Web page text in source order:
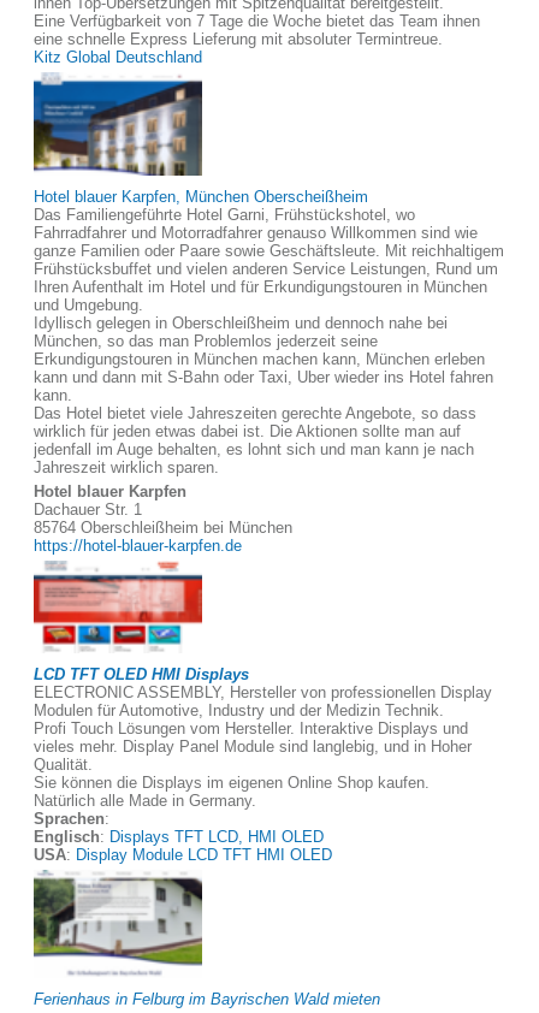
Eine Verfügbarkeit von 7 Tage die Woche bietet das Team ihnen
eine schnelle Express Lieferung mit absoluter Termintreue.
Kitz Global Deutschland
Hotel blauer Karpfen, München Oberscheißheim
Das Familiengeführte Hotel Garni, Frühstückshotel, wo
Fahrradfahrer und Motorradfahrer genauso Willkommen sind wie
ganze Familien oder Paare sowie Geschäftsleute. Mit reichhaltigem
Frühstücksbuffet und vielen anderen Service Leistungen, Rund um
Ihren Aufenthalt im Hotel und für Erkundigungstouren in München
und Umgebung.
Idyllisch gelegen in Oberschleißheim und dennoch nahe bei
München, so das man Problemlos jederzeit seine
Erkundigungstouren in München machen kann, München erleben
kann und dann mit S-Bahn oder Taxi, Uber wieder ins Hotel fahren
kann.
Das Hotel bietet viele Jahreszeiten gerechte Angebote, so dass
wirklich für jeden etwas dabei ist. Die Aktionen sollte man auf
jedenfall im Auge behalten, es lohnt sich und man kann je nach
Jahreszeit wirklich sparen.
Hotel blauer Karpfen
Dachauer Str. 1
85764 Oberschleißheim bei München
https://hotel-blauer-karpfen.de
LCD TFT OLED HMI Displays
ELECTRONIC ASSEMBLY, Hersteller von professionellen Display
Modulen für Automotive, Industry und der Medizin Technik.
Profi Touch Lösungen vom Hersteller. Interaktive Displays und
vieles mehr. Display Panel Module sind langlebig, und in Hoher
Qualität.
Sie können die Displays im eigenen Online Shop kaufen.
Natürlich alle Made in Germany.
Sprachen:
Englisch: Displays TFT LCD, HMI OLED
USA: Display Module LCD TFT HMI OLED
Ferienhaus in Felburg im Bayrischen Wald mieten